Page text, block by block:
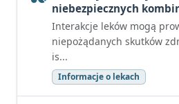
niebezpiecznych
Interakcje leków mogą
niepożądanych skutków
is...
Informacje o lekach